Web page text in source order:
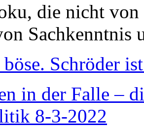
die nicht
Sachkenntnis
Schröder
in der Falle –
8-3-2022